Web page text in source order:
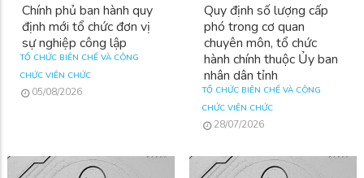
Chính phủ ban hành quy
định mới tổ chức đơn vị
sự nghiệp công lập
TỔ CHỨC BIÊN CHẾ VÀ CÔNG
CHỨC VIÊN CHỨC
05/08/2026
Quy định số lượng cấp
phó trong cơ quan
chuyên môn, tổ chức
hành chính thuộc Ủy ban
nhân dân tỉnh
TỔ CHỨC BIÊN CHẾ VÀ CÔNG
CHỨC VIÊN CHỨC
28/07/2026